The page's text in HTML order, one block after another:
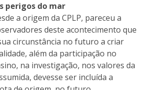
perigos do mar
a origem da CPLP, pareceu a
deste acontecimento que
circunstância no futuro a criar
além da participação no
na investigação, nos valores da
devesse ser incluída a